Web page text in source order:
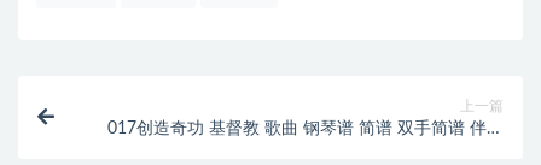
上一篇
017创造奇功 基督教 歌曲 钢琴谱 简谱 双手简谱 伴奏